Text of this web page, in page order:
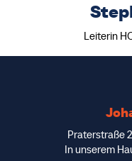
Leiterin
Praterstraße
In unserem